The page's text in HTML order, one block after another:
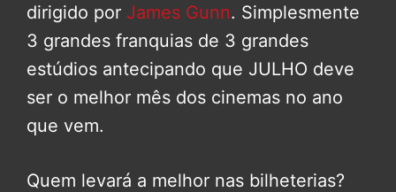
dirigido por James Gunn. Simplesmente
3 grandes franquias de 3 grandes
estúdios antecipando que JULHO deve
ser o melhor mês dos cinemas no ano
que vem.
Quem levará a melhor nas bilheterias?